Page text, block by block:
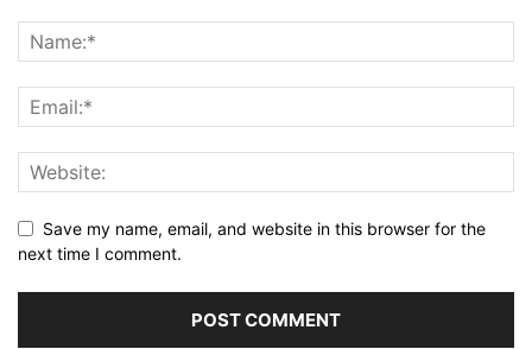
Save my name, email, and website in this browser for the
next time I comment.